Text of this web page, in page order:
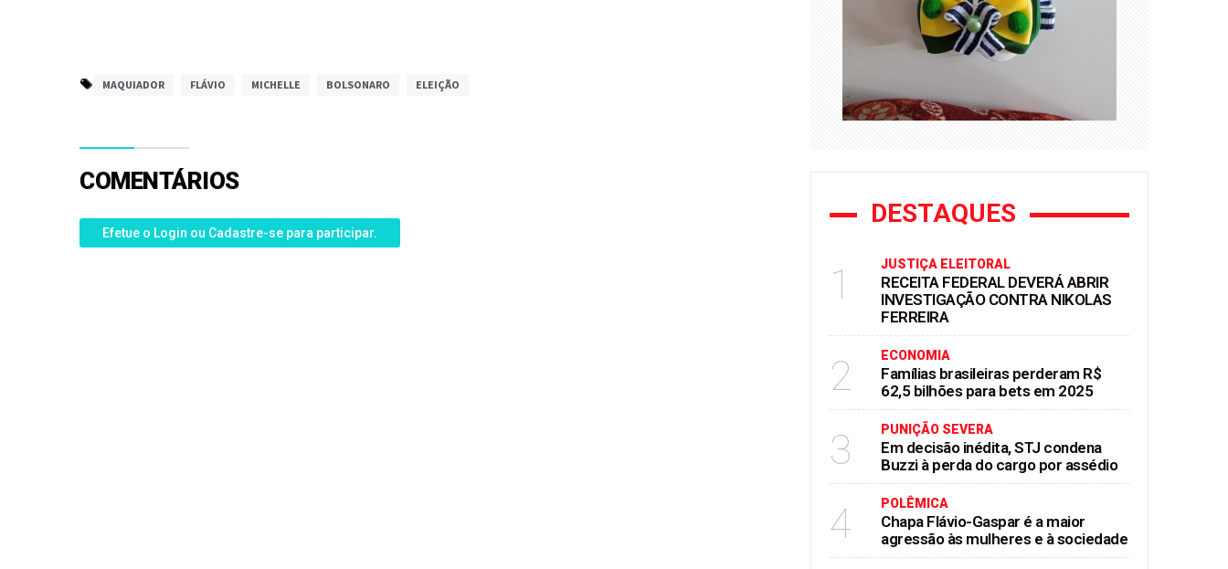
MAQUIADOR FLÁVIO MICHELLE BOLSONARO ELEIÇÃO
COMENTÁRIOS
Efetue o Login ou Cadastre-se para participar.
DESTAQUES
1 JUSTIÇA ELEITORAL
RECEITA FEDERAL DEVERÁ ABRIR
INVESTIGAÇÃO CONTRA NIKOLAS
FERREIRA
2 ECONOMIA
Famílias brasileiras perderam R$
62,5 bilhões para bets em 2025
3 PUNIÇÃO SEVERA
Em decisão inédita, STJ condena
Buzzi à perda do cargo por assédio
4 POLÊMICA
Chapa Flávio-Gaspar é a maior
agressão às mulheres e à sociedade